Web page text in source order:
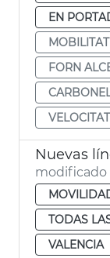
EN
MOBILITAT
FORN
VELOCITAT
modificado
TODAS
VALENCIA